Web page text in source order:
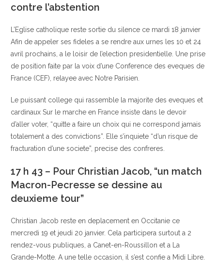
contre l’abstention
L’Eglise catholique reste sortie du silence ce mardi 18 janvier
Afin de appeler ses fideles a se rendre aux urnes les 10 et 24
avril prochains, a le loisir de l’election presidentielle. Une prise
de position faite par la voix d’une Conference des eveques de
France (CEF), relayee avec Notre Parisien.
Le puissant college qui rassemble la majorite des eveques et
cardinaux Sur le marche en France insiste dans le devoir
d’aller voter, “quitte a faire un choix qui ne correspond jamais
totalement a des convictions”. Elle s’inquiete “d’un risque de
fracturation d’une societe”, precise des confreres.
17 h 43 – Pour Christian Jacob, “un match
Macron-Pecresse se dessine au
deuxieme tour”
Christian Jacob reste en deplacement en Occitanie ce
mercredi 19 et jeudi 20 janvier. Cela participera surtout a 2
rendez-vous publiques, a Canet-en-Roussillon et a La
Grande-Motte. A une telle occasion, il s’est confie a Midi Libre.